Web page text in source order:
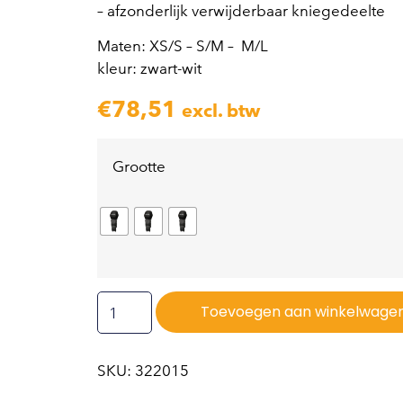
– afzonderlijk verwijderbaar kniegedeelte
Maten: XS/S – S/M – M/L
kleur: zwart-wit
€78,51 excl. btw
Grootte
Toevoegen aan
SKU: 322015